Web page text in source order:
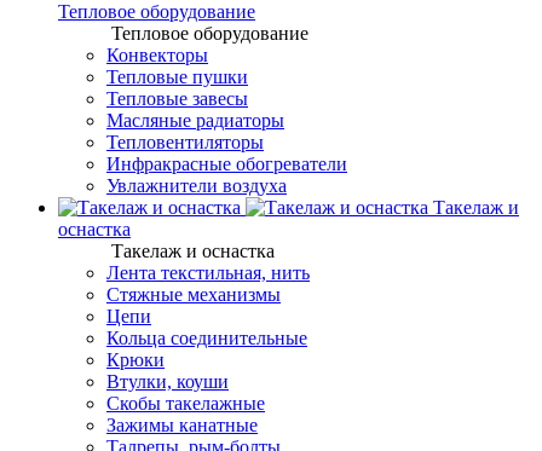
Тепловое оборудование
Тепловое оборудование
Конвекторы
Тепловые пушки
Тепловые завесы
Масляные радиаторы
Тепловентиляторы
Инфракрасные обогреватели
Увлажнители воздуха
Такелаж и
оснастка
Такелаж и оснастка
Лента текстильная, нить
Стяжные механизмы
Цепи
Кольца соединительные
Крюки
Втулки, коуши
Скобы такелажные
Зажимы канатные
Талрепы, рым-болты